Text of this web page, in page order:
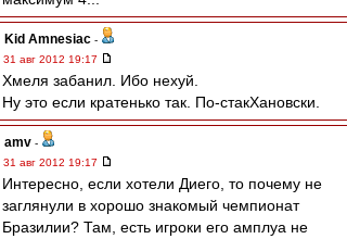
Kid Amnesiac -
31 авг 2012 19:17
Хмеля забанил. Ибо нехуй.
Ну это если кратенько так. По-стакХановски.
amv -
31 авг 2012 19:17
Интересно, если хотели Диего, то почему не
заглянули в хорошо знакомый чемпионат
Бразилии? Там, есть игроки его амплуа не